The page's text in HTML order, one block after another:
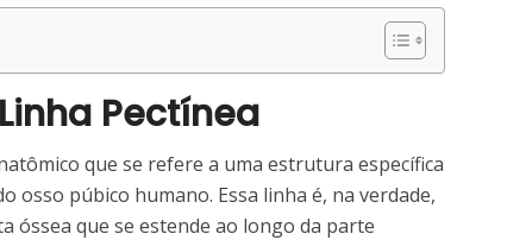
Pectínea
que se refere a uma estrutura específica
osso púbico humano. Essa linha é, na verdade,
óssea que se estende ao longo da parte